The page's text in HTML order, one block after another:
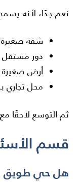
نعم جدًا، لأنه
شقة صغيرة
دور مستقل
أرض صغيرة
محل تجاري
ثم التوسع لاحقًا مع
قسم
هل حي طويق